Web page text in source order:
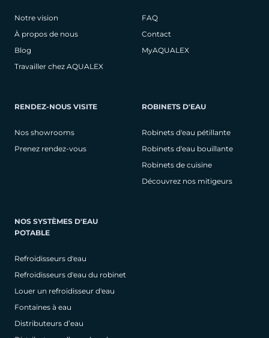
Notre vision
À propos de nous
Blog
Travailler chez AQUALEX
FAQ
Contact
MyAQUALEX
RENDEZ-NOUS VISITE
Nos showrooms
Prenez rendez-vous
ROBINETS D'EAU
Robinets d'eau pétillante
Robinets d'eau bouillante
Robinets de cuisine
Découvrez nos mitigeurs
NOS SYSTÈMES D'EAU
POTABLE
Refroidisseurs d'eau
Refroidisseurs d'eau du robinet
Louer un refroidisseur d'eau
Fontaines à eau
Distributeurs d’eau